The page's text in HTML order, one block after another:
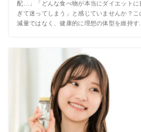
配…」「どんな食べ物が本当にダイエットに
ぎて迷ってしまう」と感じていませんか？
減量ではなく、健康的に理想の体型を維持す...